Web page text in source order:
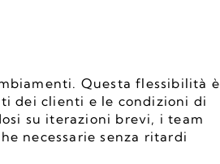
Questa flessibilità è
dei clienti e le condizioni di
su iterazioni brevi, i team
necessarie senza ritardi